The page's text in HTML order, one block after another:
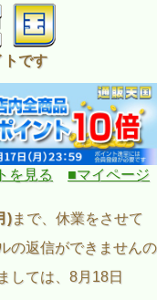
トです
を見る
■マイページ
)まで、休業をさせて
の返信ができませんの
しては、8月18日